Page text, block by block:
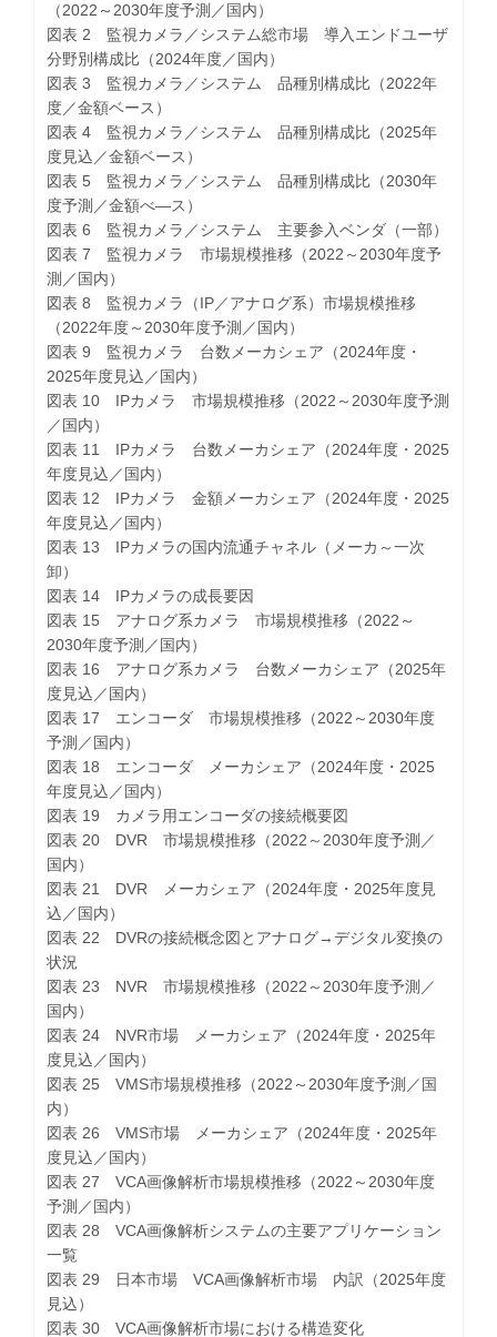
（2022～2030年度予測／国内）
図表 2 監視カメラ／システム総市場 導入エンドユーザ
分野別構成比（2024年度／国内）
図表 3 監視カメラ／システム 品種別構成比（2022年
度／金額ベース）
図表 4 監視カメラ／システム 品種別構成比（2025年
度見込／金額ベース）
図表 5 監視カメラ／システム 品種別構成比（2030年
度予測／金額べ―ス）
図表 6 監視カメラ／システム 主要参入ベンダ（一部）
図表 7 監視カメラ 市場規模推移（2022～2030年度予
測／国内）
図表 8 監視カメラ（IP／アナログ系）市場規模推移
（2022年度～2030年度予測／国内）
図表 9 監視カメラ 台数メーカシェア（2024年度・
2025年度見込／国内）
図表 10 IPカメラ 市場規模推移（2022～2030年度予測
／国内）
図表 11 IPカメラ 台数メーカシェア（2024年度・2025
年度見込／国内）
図表 12 IPカメラ 金額メーカシェア（2024年度・2025
年度見込／国内）
図表 13 IPカメラの国内流通チャネル（メーカ～一次
卸）
図表 14 IPカメラの成長要因
図表 15 アナログ系カメラ 市場規模推移（2022～
2030年度予測／国内）
図表 16 アナログ系カメラ 台数メーカシェア（2025年
度見込／国内）
図表 17 エンコーダ 市場規模推移（2022～2030年度
予測／国内）
図表 18 エンコーダ メーカシェア（2024年度・2025
年度見込／国内）
図表 19 カメラ用エンコーダの接続概要図
図表 20 DVR 市場規模推移（2022～2030年度予測／
国内）
図表 21 DVR メーカシェア（2024年度・2025年度見
込／国内）
図表 22 DVRの接続概念図とアナログ→デジタル変換の
状況
図表 23 NVR 市場規模推移（2022～2030年度予測／
国内）
図表 24 NVR市場 メーカシェア（2024年度・2025年
度見込／国内）
図表 25 VMS市場規模推移（2022～2030年度予測／国
内）
図表 26 VMS市場 メーカシェア（2024年度・2025年
度見込／国内）
図表 27 VCA画像解析市場規模推移（2022～2030年度
予測／国内）
図表 28 VCA画像解析システムの主要アプリケーション
一覧
図表 29 日本市場 VCA画像解析市場 内訳（2025年度
見込）
図表 30 VCA画像解析市場における構造変化